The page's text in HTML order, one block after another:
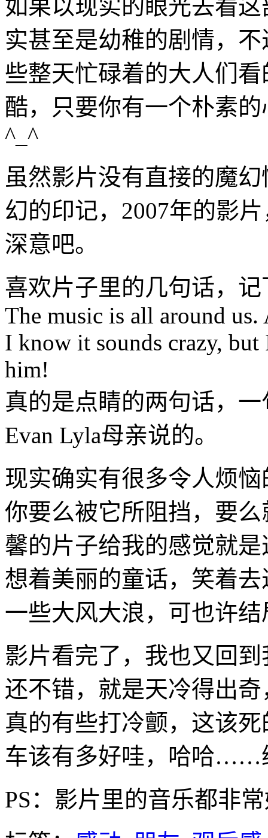
如果以现实的眼光去看
实甚至是幼稚的剧情，
些整天忙碌着的大人们
酷，只要你有一个朴素
^_^
虽然影片没有直接的魔
幻的印记，2007年的影
深意吧。
喜欢片子里的几句话，记
The music is all around
I know it sounds crazy, but
him!
真的是点睛的两句话，
Evan Lyla母亲说的。
现实确实有很多令人烦
你要么被它所阻挡，要
馨的片子给我的感觉就
想着美丽的童话，笑着
一些大风大浪，可也许
影片看完了，我也又回
还不错，就是天冷得出
真的有些打冷颤，这该
车该有多好哇，哈哈
PS：影片里的音乐都非